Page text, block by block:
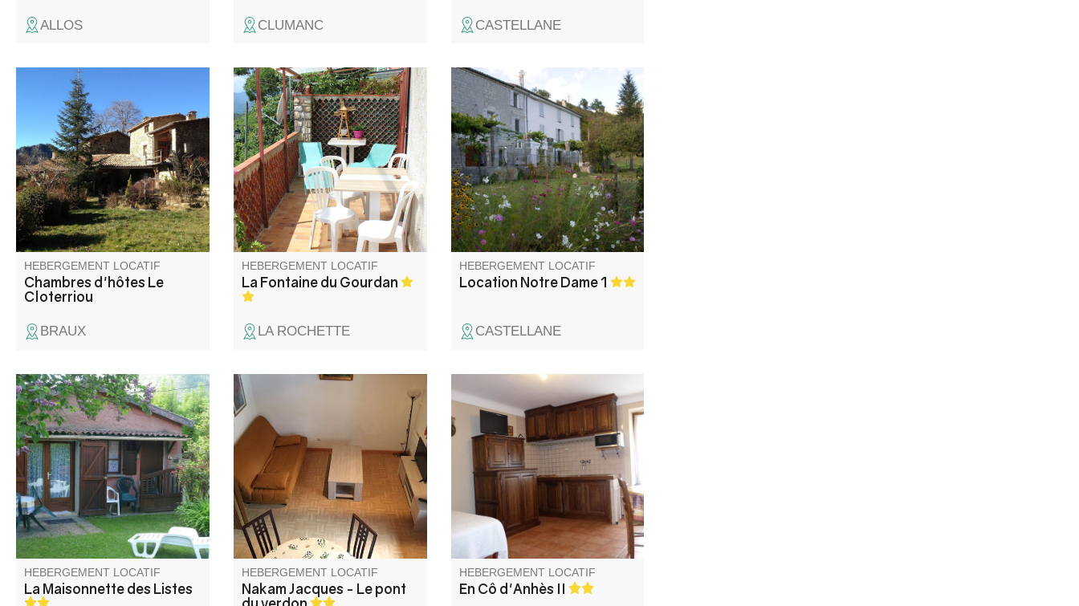
ALLOS CLUMANC CASTELLANE
Marjorie et Raphaël vous
accueillent dans leur ferme au
cœur de la châtaigneraie.
Authenticité et déconnexion
dans un joli coin de nature.
HEBERGEMENT LOCATIF
Chambres d'hôtes Le
Cloterriou
BRAUX
A la limite des Alpes Maritimes,
en bordure de la petite route
départementale, maison de
village disposant d'une terrasse
avec vue magnifique sur la
vallée.
HEBERGEMENT LOCATIF
La Fontaine du Gourdan
LA ROCHETTE
Meublé de tourisme dans une
maison de village confortable
toute équipée, jardin ombragé
avec salon de jardin, parking
privé, barbecue avec vue
imprenable sur le Roc. Situé à
400 m du centre ville.
HEBERGEMENT LOCATIF
Location Notre Dame 1
CASTELLANE
Maison de vacances
typiquement provençale tout
confort à proximité du village,
calme et fonctionnelle, aux
portes des Gorges du Verdon.
HEBERGEMENT LOCATIF
La Maisonnette des Listes
situé au centre station de Val
d'Allos- La Foux, avec un
parking privatif.
HEBERGEMENT LOCATIF
Nakam Jacques - Le pont
Notre gîte est situé dans une
maison de village, au centre de
La Palud-sur-Verdon, en plein
cœur des Gorges du Verdon.
HEBERGEMENT LOCATIF
En Cô d'Anhès II